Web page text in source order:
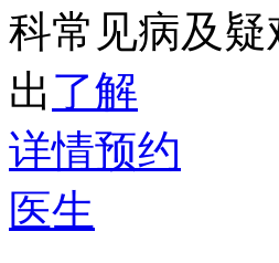
科常见病及
出 了解
详情预约
医生